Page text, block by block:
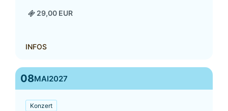
29,00 EUR
INFOS
08MAI2027
Konzert